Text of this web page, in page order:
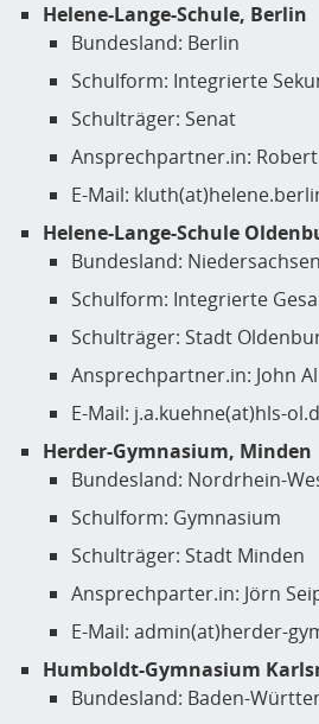
Helene-Lange-Schule, Berlin
Bundesland: Berlin
Schulform: Integrierte
Schulträger: Senat
Ansprechpartner.in:
E-Mail:
Helene-Lange-Schule
Bundesland: Niedersachsen
Schulform: Integrierte
Schulträger: Stadt
Ansprechpartner.in: John
E-Mail: j.a.kuehne(at)hls-
Herder-Gymnasium, Minden
Bundesland: Nordrhein-
Schulform: Gymnasium
Schulträger: Stadt Minden
Ansprechparter.in: Jörn
E-Mail: admin(at)herder-
Humboldt-Gymnasium
Bundesland: Baden-